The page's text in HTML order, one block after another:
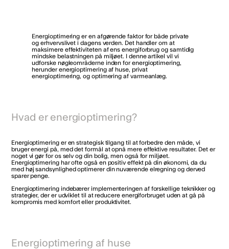
Energioptimering er en afgørende faktor for både private
og erhvervslivet i dagens verden. Det handler om at
maksimere effektiviteten af ens energiforbrug og samtidig
mindske belastningen på miljøet. I denne artikel vil vi
udforske nøgleområderne inden for energioptimering,
herunder energioptimering af huse, privat
energioptimering, og optimering af varmeanlæg.
Hvad er energioptimering?
Energioptimering er en strategisk tilgang til at forbedre den måde, vi
bruger energi på, med det formål at opnå mere effektive resultater. Det er
noget vi gør for os selv og din bolig, men også for miljøet.
Energioptimering har ofte også en positiv effekt på din økonomi, da du
med høj sandsynlighed optimerer din nuværende elregning og derved
sparer penge.
Energioptimering indebærer implementeringen af forskellige teknikker og
strategier, der er udviklet til at reducere energiforbruget uden at gå på
kompromis med komfort eller produktivitet.
Energioptimering af huse